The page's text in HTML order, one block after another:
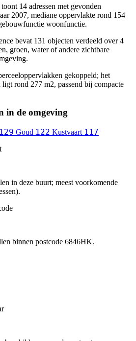
14 adressen met gevonden
2007, mediane oppervlakte rond 154
woonfunctie.
bevat 131 objecten verdeeld over 4
groen, water of andere zichtbare
gekoppeld; het
rond 277 m2, passend bij compacte
in de omgeving
129 Goud 122 Kustvaart 117
in deze buurt; meest voorkomende
binnen postcode 6846HK.